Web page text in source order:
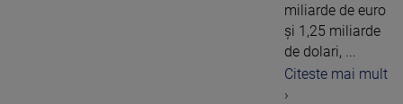
miliarde de euro
și 1,25 miliarde
de dolari, ...
Citeste mai mult
›